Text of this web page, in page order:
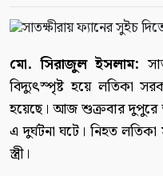
মো. সিরাজুল ইসলাম:
বিদ্যুৎস্পৃষ্ট হয়ে লতিকা
হয়েছে। আজ শুক্রবার দুপুরে
এ দুর্ঘটনা ঘটে। নিহত
স্ত্রী।